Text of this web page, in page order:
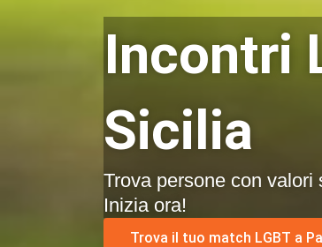
Incontri
Sicilia
Trova persone con
Inizia ora!
Trova il tuo match LGBT a